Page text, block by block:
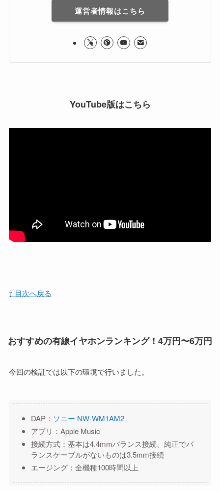
運営者情報はこちら
YouTube版はこちら
⇧ 目次へ戻る
おすすめの有線イヤホンランキング！4万円〜6万円
今回の検証では以下の環境で行いました。
DAP： ソニー NW-WM1AM2
アプリ：Apple Music
接続方式：基本は4.4mmバランス接続、純正でバ
ランスケーブルがないものは3.5mm接続
エージング：全機種100時間以上